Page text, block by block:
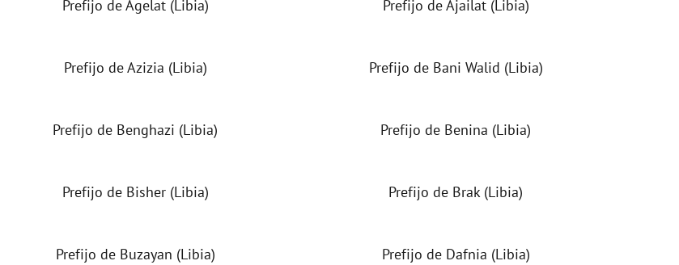
Prefijo de Agelat (Libia) Prefijo de Ajailat (Libia)
Prefijo de Azizia (Libia) Prefijo de Bani Walid (Libia)
Prefijo de Benghazi (Libia) Prefijo de Benina (Libia)
Prefijo de Bisher (Libia) Prefijo de Brak (Libia)
Prefijo de Buzayan (Libia) Prefijo de Dafnia (Libia)